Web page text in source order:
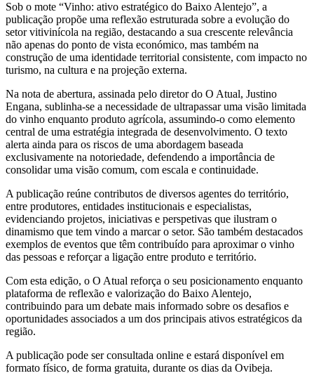
Sob o mote “Vinho: ativo estratégico do Baixo Alentejo”, a
publicação propõe uma reflexão estruturada sobre a evolução do
setor vitivinícola na região, destacando a sua crescente relevância
não apenas do ponto de vista económico, mas também na
construção de uma identidade territorial consistente, com impacto no
turismo, na cultura e na projeção externa.
Na nota de abertura, assinada pelo diretor do O Atual, Justino
Engana, sublinha-se a necessidade de ultrapassar uma visão limitada
do vinho enquanto produto agrícola, assumindo-o como elemento
central de uma estratégia integrada de desenvolvimento. O texto
alerta ainda para os riscos de uma abordagem baseada
exclusivamente na notoriedade, defendendo a importância de
consolidar uma visão comum, com escala e continuidade.
A publicação reúne contributos de diversos agentes do território,
entre produtores, entidades institucionais e especialistas,
evidenciando projetos, iniciativas e perspetivas que ilustram o
dinamismo que tem vindo a marcar o setor. São também destacados
exemplos de eventos que têm contribuído para aproximar o vinho
das pessoas e reforçar a ligação entre produto e território.
Com esta edição, o O Atual reforça o seu posicionamento enquanto
plataforma de reflexão e valorização do Baixo Alentejo,
contribuindo para um debate mais informado sobre os desafios e
oportunidades associados a um dos principais ativos estratégicos da
região.
A publicação pode ser consultada online e estará disponível em
formato físico, de forma gratuita, durante os dias da Ovibeja.